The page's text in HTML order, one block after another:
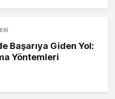
Başarıya Giden Yol:
Yöntemleri